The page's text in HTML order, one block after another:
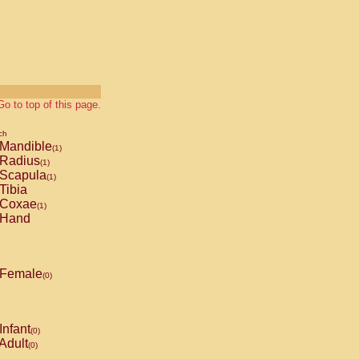
to top of this page.
Mandible(1)
Radius(1)
Scapula(1)
Tibia
Coxae(1)
Hand
Female(0)
Infant(0)
(0)